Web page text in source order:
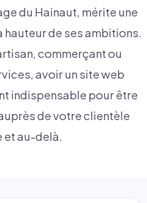
du Hainaut, mérite une
de ses ambitions.
commerçant ou
avoir un site web
indispensable pour être
de votre clientèle
et au-delà.